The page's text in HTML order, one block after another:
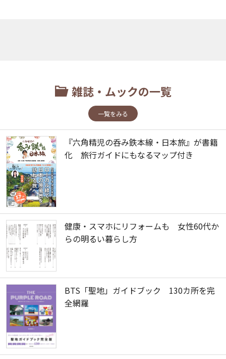
雑誌・ムックの一覧
一覧をみる
『六角精児の呑み鉄本線・日本旅』が書籍
化 旅行ガイドにもなるマップ付き
健康・スマホにリフォームも 女性60代か
らの明るい暮らし方
BTS「聖地」ガイドブック 130カ所を完
全網羅